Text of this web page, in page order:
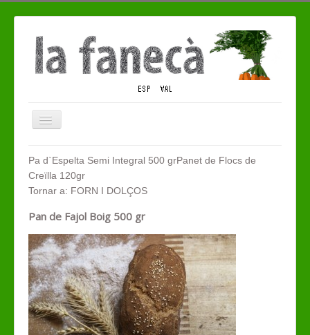
Alternar
QUI SOM
TENDA ECO
Pa d`Espelta Semi Integral 500 grPanet de Flocs de
Creïlla 120gr
Tornar a: FORN I DOLÇOS
Pan de Fajol Boig 500 gr